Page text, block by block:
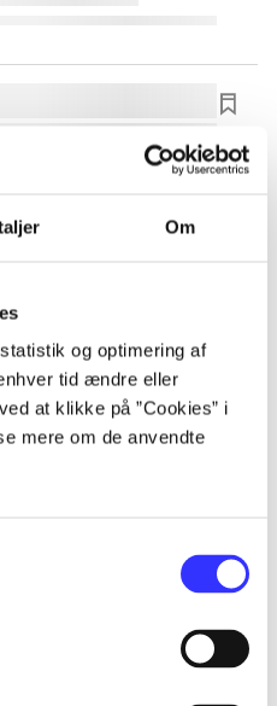
Om
og optimering af
tid ændre eller
at klikke på ”Cookies” i
mere om de anvendte
dolor sit amet ...
dolor sit amet ...
dolor sit amet ...
dolor sit amet ...
dolor sit amet ...
dolor sit amet ...
dolor sit amet ...
dolor sit amet ...
dolor sit amet ...
dolor sit amet ...
dolor sit amet ...